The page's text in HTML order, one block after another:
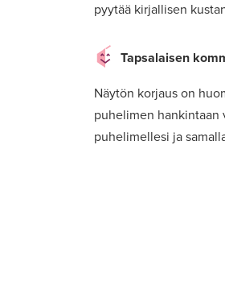
pyytää kirjallisen
Tapsalaisen
Näytön korjaus on
puhelimen hankintaan
puhelimellesi ja